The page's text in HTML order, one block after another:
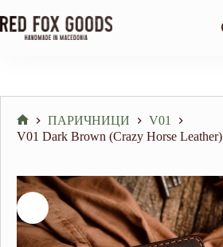
to
content
Home
ПАРИЧНИЦИ
V01
V01 Dark Brown (Crazy Horse Leather)